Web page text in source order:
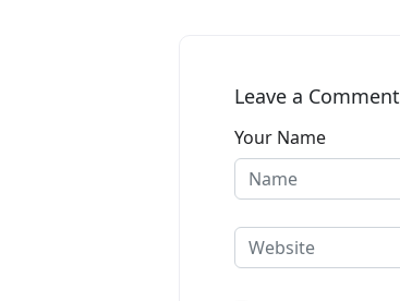
Leave a Comment
Your Name